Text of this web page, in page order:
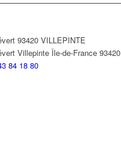
93420 VILLEPINTE
Villepinte Île-de-France 93420
84 18 80